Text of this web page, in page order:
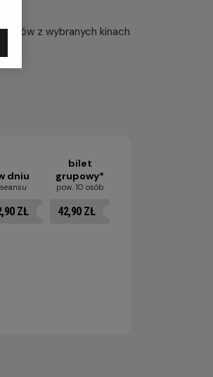
z wybranych kinach
dniu
seansu
bilet
grupowy*
pow. 10 osób
ZŁ 42,90 ZŁ